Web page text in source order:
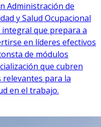
Administración de
y Salud Ocupacional
que prepara a
en líderes efectivos
de módulos
que cubren
relevantes para la
en el trabajo.